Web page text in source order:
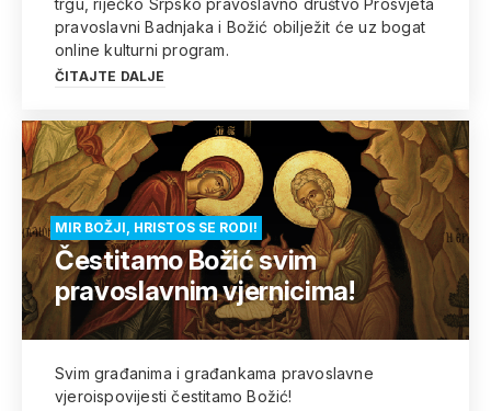
trgu, riječko Srpsko pravoslavno društvo Prosvjeta
pravoslavni Badnjaka i Božić obilježit će uz bogat
online kulturni program.
ČITAJTE DALJE
MIR BOŽJI, HRISTOS SE RODI!
Čestitamo Božić svim
pravoslavnim vjernicima!
Svim građanima i građankama pravoslavne
vjeroispovijesti čestitamo Božić!